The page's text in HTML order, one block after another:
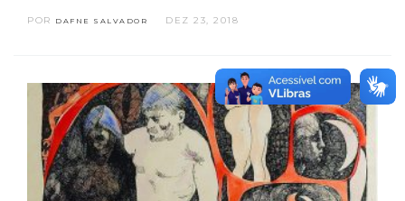
POR DAFNE SALVADOR DEZ 23, 2018